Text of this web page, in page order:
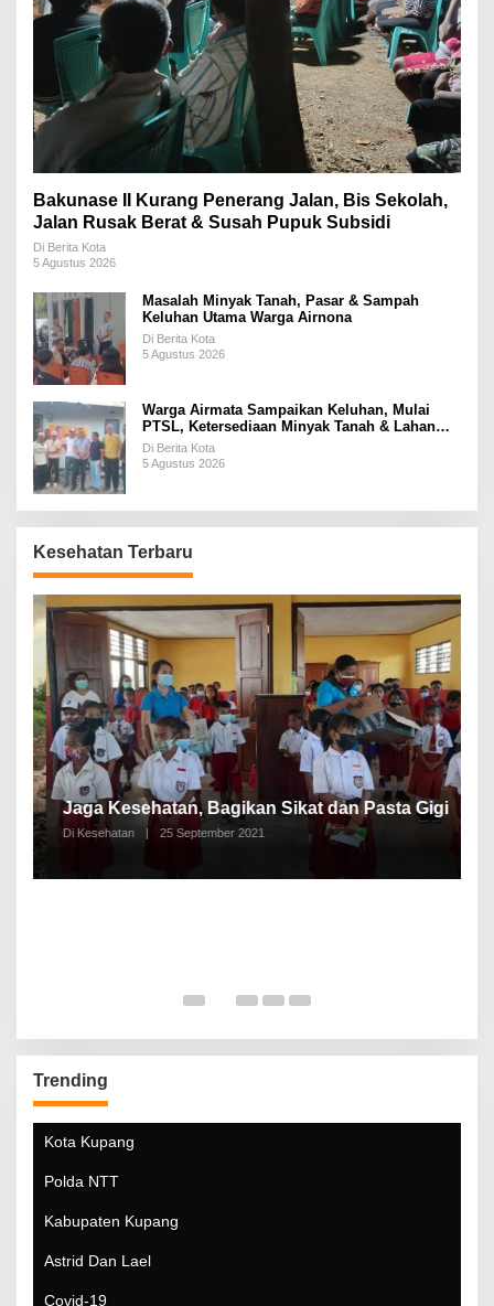
Bakunase II Kurang Penerang Jalan, Bis Sekolah,
Jalan Rusak Berat & Susah Pupuk Subsidi
Di Berita Kota
5 Agustus 2026
Masalah Minyak Tanah, Pasar & Sampah
Keluhan Utama Warga Airnona
Di Berita Kota
5 Agustus 2026
Warga Airmata Sampaikan Keluhan, Mulai
PTSL, Ketersediaan Minyak Tanah & Lahan
Pemakaman
Di Berita Kota
5 Agustus 2026
Kesehatan Terbaru
Jaga Kesehatan, Bagikan Sikat dan Pasta Gigi
Di Kesehatan | 25 September 2021
Trending
Kota Kupang
Polda NTT
Kabupaten Kupang
Astrid Dan Lael
Covid-19